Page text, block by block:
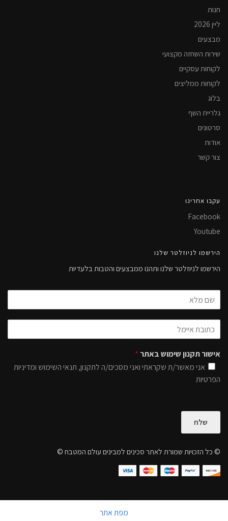
חנות
ליין 2026
מבצעים
שירות השחזה מקצועי
לקוחות עסקיים
לקוחות ממליצים
בלוג
גלריית השף
סרטונים
אודות
צור קשר
עקבו אחרינו
Facebook
Youtube
הירשמו לניוזלטר שלנו
הירשמו לניוזלטר שלנו ותהנו ממבצעים והטבות בלעדיות
אישור תקנון שימוש באתר *
אני מאשר/ת שקראתי ואני מסכים/ה לתקנון, תנאי השימוש ומדיניות
הפרטיות
שלח
© כל הזכויות שמורת לאתר סכינים למבינים עולם המטבח ©
מפת אתר